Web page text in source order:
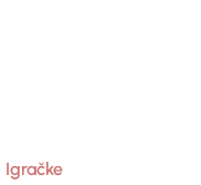
Igračke